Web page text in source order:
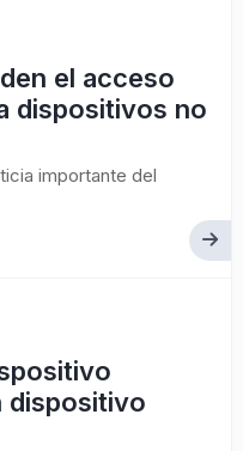
el acceso
dispositivos no
importante del
dispositivo